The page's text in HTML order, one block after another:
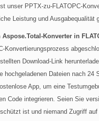
unser PPTX-zu-FLATOPC-
Leistung und Ausgabequalität
Konverter in
Konvertierungsprozess
Download-Link
hochgeladenen Dateien nach 24
App, um eine
Code integrieren. Seien Sie
ist und niemand Zugriff auf